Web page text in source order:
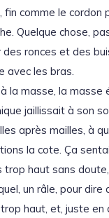
comme le cordon
Quelque chose,
ronces et des
avec les bras.
la masse, la
jaillissait à son
après mailles, à
la cote. Ça
haut sans
un râle, pour dire
haut, et, juste en